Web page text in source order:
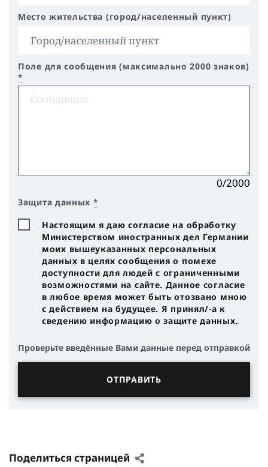
Место жительства (город/населенный пункт)
Поле для сообщения (максимально 2000 знаков)
*
0/2000
Защита данных *
Настоящим я даю согласие на обработку
Министерством иностранных дел Германии
моих вышеуказанных персональных
данных в целях сообщения о помехе
доступности для людей с ограниченными
возможностями на сайте. Данное согласие
в любое время может быть отозвано мною
с действием на будущее. Я принял/-a к
сведению информацию о защите данных.
Проверьте введённые Вами данные перед отправкой
Поделиться страницей